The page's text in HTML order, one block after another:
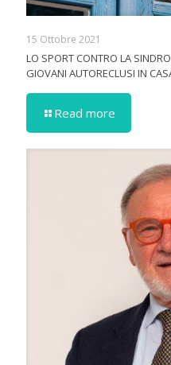
15 Ottobre 2021
LO SPORT CONTRO LA
GIOVANI AUTORECLUSI IN
Read more